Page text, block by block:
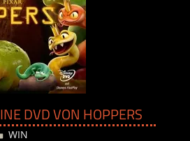
DVD VON HOPPERS
Desiree
WIN